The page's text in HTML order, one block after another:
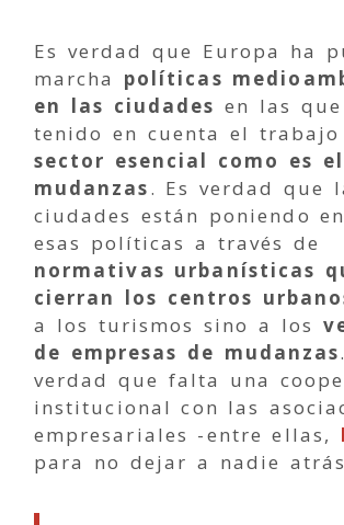
Es verdad que Europa ha
marcha políticas
en las ciudades en las
tenido en cuenta el trabajo
sector esencial como es
mudanzas. Es verdad que
ciudades están poniendo
esas políticas a través de
normativas urbanísticas
cierran los centros
a los turismos sino a los
de empresas de mudanzas
verdad que falta una
institucional con las
empresariales -entre ellas,
para no dejar a nadie